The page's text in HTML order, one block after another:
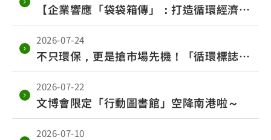
【企業響應「袋袋箱傳」：打造循環經濟新
日常】
2026-07-24
不只環保，更是搶市場先機！「循環標誌」
7月開放申請
2026-07-22
文博會限定「行動圖書館」空降南港啦～
2026-07-10